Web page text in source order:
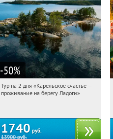
-50%
10:36:54 Купили:39
Тур на 2 дня «Карельское счастье —
проживание на берегу Ладоги»
1740 руб.
13900руб.